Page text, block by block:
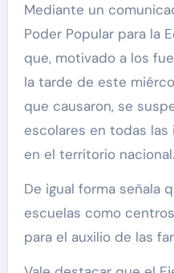
Mediante un comunicado, el Ministerio del
Poder Popular para la
que, motivado a los
la tarde de este
que causaron, se
escolares en todas
en el territorio nacional.
De igual forma señala
escuelas como
para el auxilio de las